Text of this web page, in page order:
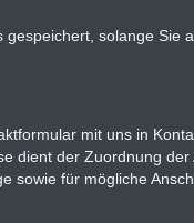
solange
mit uns in
dient der Zuordnung
sowie für mögliche